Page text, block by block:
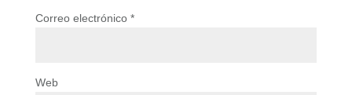
Correo electrónico *
Web